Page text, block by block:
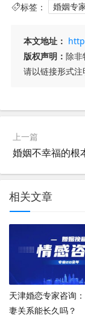
标签： 婚姻专
本文地址：
版权声明： 除非
请以链接形式注
上一篇
婚姻不幸福的根
相关文章
天津婚恋专家咨询
妻关系能长久吗？